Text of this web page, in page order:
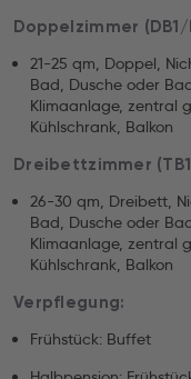
Doppelzimmer (DB1/
21-25 qm, Doppel,
Bad, Dusche oder
Klimaanlage, zentral
Kühlschrank, Balkon
Dreibettzimmer
26-30 qm, Dreibett,
Bad, Dusche oder
Klimaanlage, zentral
Kühlschrank, Balkon
Verpflegung:
Frühstück: Buffet